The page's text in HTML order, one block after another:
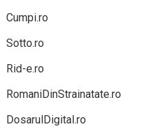
Cumpi.ro
Sotto.ro
Rid-e.ro
RomaniDinStrainatate.ro
DosarulDigital.ro